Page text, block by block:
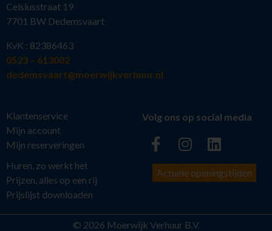
Celsiusstraat 19
7701 BW Dedemsvaart
KvK : 82386463
0523 – 613002
dedemsvaart@moerwijkverhuur.nl
Klantenservice
Mijn account
Mijn reserveringen
Huren, zo werkt het
Prijzen, alles op een rij
Prijslijst downloaden
Volg ons op social media
Actuele openingstijden
© 2026 Moerwijk Verhuur B.V.